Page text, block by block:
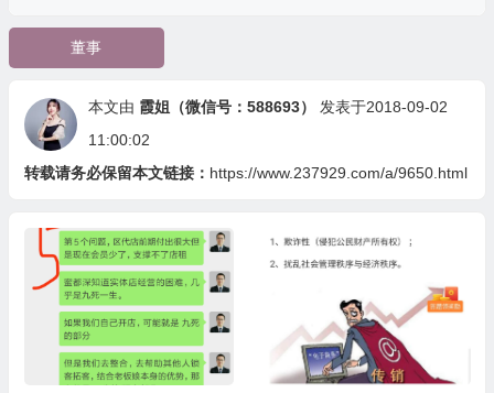
董事
本文由 霞姐（微信号：588693）
发表于2018-09-02
11:00:02
转载请务必保留本文链接： https://www.237929.com/a/9650.html